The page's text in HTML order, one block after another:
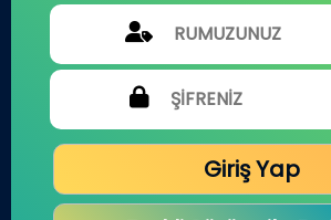
Giriş Yap